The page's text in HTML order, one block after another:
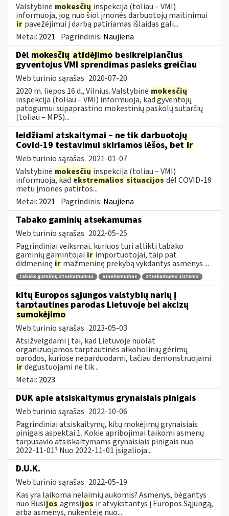
Valstybinė mokesčių inspekcija (toliau – VMI)
informuoja, jog nuo šiol įmonės darbuotojų maitinimui
ir pavežėjimui į darbą patiriamas išlaidas gali...
Metai: 2021 Pagrindinis: Naujiena
Dėl mokesčių atidėjimo besikreipiančius
gyventojus VMI sprendimas pasieks greičiau
Web turinio sąrašas 2020-07-20
2020 m. liepos 16 d., Vilnius. Valstybinė mokesčių
inspekcija (toliau – VMI) informuoja, kad gyventojų
patogumui supaprastino mokestinių paskolų sutarčių
(toliau – MPS)...
leidžiami atskaitymai – ne tik darbuotojų
Covid-19 testavimui skiriamos lėšos, bet ir
Web turinio sąrašas 2021-01-07
Valstybinė mokesčių inspekcija (toliau – VMI)
informuoja, kadekstremalios situacijos dėl COVID-19
metu įmonės patirtos...
Metai: 2021 Pagrindinis: Naujiena
Tabako gaminių atsekamumas
Web turinio sąrašas 2022-05-25
Pagrindiniai veiksmai, kuriuos turi atlikti tabako
gaminių gamintojai ir importuotojai, taip pat
didmeninę ir mažmeninę prekybą vykdantys asmenys ...
tabako gaminių atsekamumas atsekamumas atsekamumo sistema
kitų Europos sąjungos valstybių narių į
tarptautines parodas Lietuvoje bei akcizų
sumokėjimo
Web turinio sąrašas 2023-05-03
Atsižvelgdami į tai, kad Lietuvoje nuolat
organizuojamos tarptautinės alkoholinių gėrimų
parodos, kuriose neparduodami, tačiau demonstruojami
irdegustuojami ne tik...
Metai: 2023
DUK apie atsiskaitymus grynaisiais pinigais
Web turinio sąrašas 2022-10-06
Pagrindiniai atsiskaitymų, kitų mokėjimų grynaisiais
pinigais aspektai 1. Kokie apribojimai taikomi asmenų
tarpusavio atsiskaitymams grynaisiais pinigais nuo
2022-11-01? Nuo 2022-11-01 įsigalioja...
D.U.K.
Web turinio sąrašas 2022-05-19
Kas yra laikoma nelaimių aukomis? Asmenys, bėgantys
nuo Rusijos agresijos ir atvykstantys į Europos Sąjungą,
arba asmenys, nukentėję nuo...